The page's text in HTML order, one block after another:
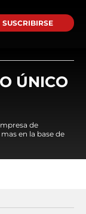
SUSCRIBIRSE
ÚNICO
de
en la base de